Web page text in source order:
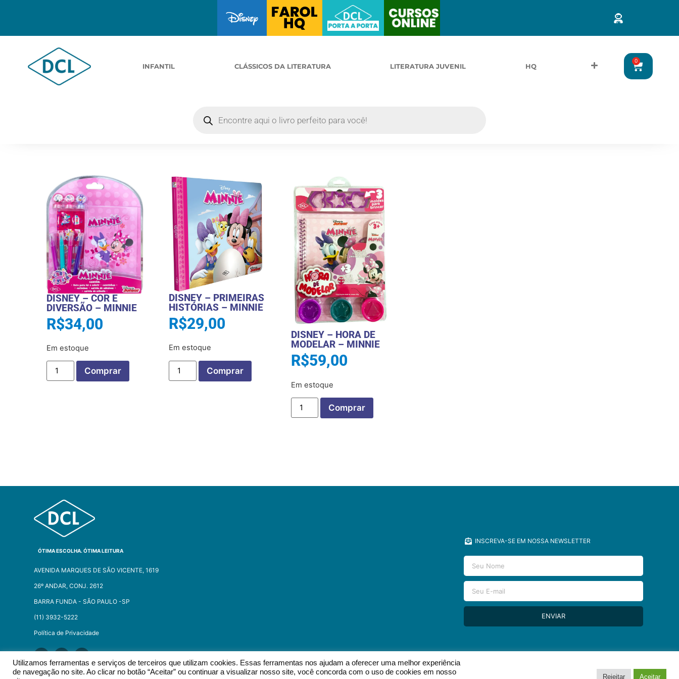
INFANTIL CLÁSSICOS DA LITERATURA LITERATURA JUVENIL HQ
0
DISNEY – COR E
DIVERSÃO – MINNIE
R$34,00
Em estoque
Comprar
DISNEY – PRIMEIRAS
HISTÓRIAS – MINNIE
R$29,00
Em estoque
Comprar
DISNEY – HORA DE
MODELAR – MINNIE
R$59,00
Em estoque
Comprar
ÓTIMA ESCOLHA. ÓTIMA LEITURA
AVENIDA MARQUES DE SÃO VICENTE, 1619
26º ANDAR, CONJ. 2612
BARRA FUNDA - SÃO PAULO -SP​
(11) 3932-5222
Política de Privacidade
INSCREVA-SE EM NOSSA NEWSLETTER
ENVIAR
Utilizamos ferramentas e serviços de terceiros que utilizam cookies. Essas ferramentas nos ajudam a oferecer uma melhor experiência
de navegação no site. Ao clicar no botão “Aceitar” ou continuar a visualizar nosso site, você concorda com o uso de cookies em nosso
Rejeitar Aceitar